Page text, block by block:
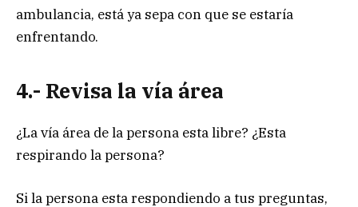
ambulancia, está ya sepa con que se estaría
enfrentando.
4.- Revisa la vía área
¿La vía área de la persona esta libre? ¿Esta
respirando la persona?
Si la persona esta respondiendo a tus preguntas,